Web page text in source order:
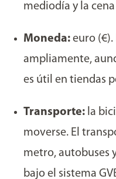
mediodía y la
Moneda: euro (€).
ampliamente,
es útil en tiendas
Transporte: la
moverse. El
metro, autobuses
bajo el sistema